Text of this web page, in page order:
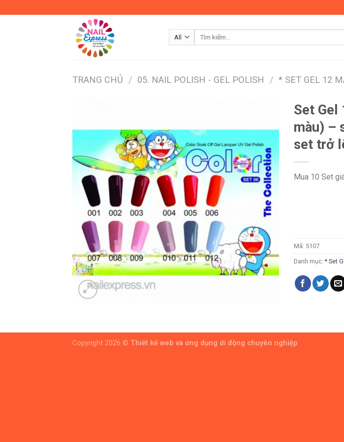
TRANG CHỦ / 05. NAIL POLISH - GEL POLISH / * SET GEL 12
Set Gel
màu) –
set trở
Mua 10 Set
Mã: 5107
Danh mục:* Set
Copyright 2026 © Thiết kế web và ứng dụng di động chuyên nghiệp